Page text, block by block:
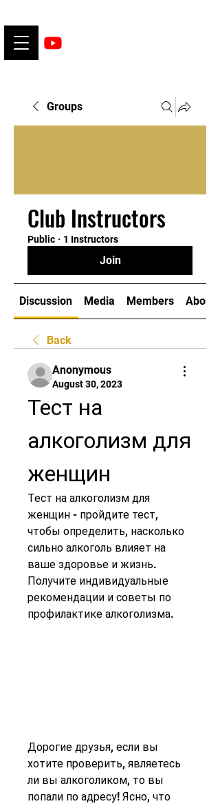
Groups
Club Instructors
Public · 1 Instructors
Join
Discussion Media Members About
Back
Anonymous
August 30, 2023
Тест на
алкоголизм для
женщин
Тест на алкоголизм для
женщин - пройдите тест,
чтобы определить, насколько
сильно алкоголь влияет на
ваше здоровье и жизнь.
Получите индивидуальные
рекомендации и советы по
профилактике алкоголизма.
Дорогие друзья, если вы
хотите проверить, являетесь
ли вы алкоголиком, то вы
попали по адресу! Ясно, что